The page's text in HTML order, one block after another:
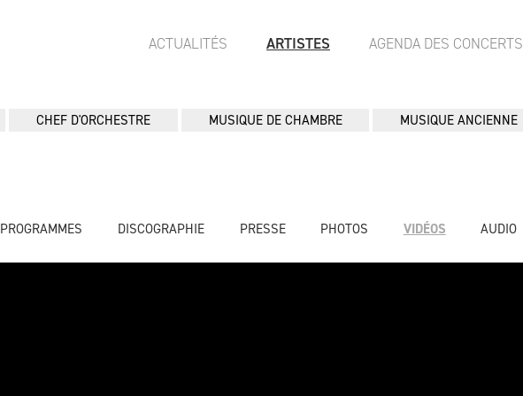
ACTUALITÉS ARTISTES AGENDA DES CONCERTS
CHEF D'ORCHESTRE MUSIQUE DE CHAMBRE MUSIQUE ANCIENNE
PROGRAMMES DISCOGRAPHIE PRESSE PHOTOS VIDÉOS AUDIO